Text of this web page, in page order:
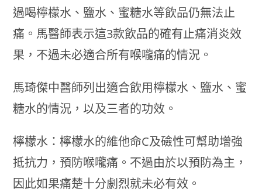
過喝檸檬水、鹽水、蜜糖水等飲品仍無法止
痛。馬醫師表示這3款飲品的確有止痛消炎效
果，不過未必適合所有喉嚨痛的情況。
馬琦傑中醫師列出適合飲用檸檬水、鹽水、蜜
糖水的情況，以及三者的功效。
檸檬水：檸檬水的維他命C及礆性可幫助增強
抵抗力，預防喉嚨痛。不過由於以預防為主，
因此如果痛楚十分劇烈就未必有效。